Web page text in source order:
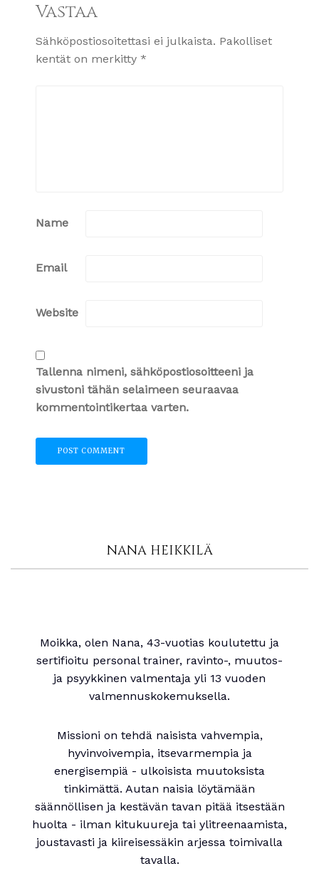
Vastaa
Sähköpostiosoitettasi ei julkaista. Pakolliset
kentät on merkitty *
Name
Email
Website
Tallenna nimeni, sähköpostiosoitteeni ja
sivustoni tähän selaimeen seuraavaa
kommentointikertaa varten.
NANA HEIKKILÄ
Moikka, olen Nana, 43-vuotias koulutettu ja
sertifioitu personal trainer, ravinto-, muutos-
ja psyykkinen valmentaja yli 13 vuoden
valmennuskokemuksella.
Missioni on tehdä naisista vahvempia,
hyvinvoivempia, itsevarmempia ja
energisempiä - ulkoisista muutoksista
tinkimättä. Autan naisia löytämään
säännöllisen ja kestävän tavan pitää itsestään
huolta - ilman kitukuureja tai ylitreenaamista,
joustavasti ja kiireisessäkin arjessa toimivalla
tavalla.